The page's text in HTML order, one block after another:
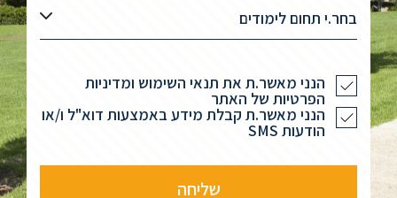
בחר.י תחום לימודים
הנני מאשר.ת את תנאי השימוש ומדיניות
הפרטיות של האתר
הנני מאשר.ת קבלת מידע באמצעות דוא"ל ו/או
הודעות SMS